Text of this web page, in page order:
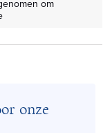
onze